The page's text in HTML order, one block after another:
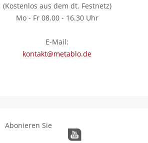
(Kostenlos aus dem dt. Festnetz)
Mo - Fr 08.00 - 16.30 Uhr
E-Mail:
kontakt@metablo.de
Abonieren Sie